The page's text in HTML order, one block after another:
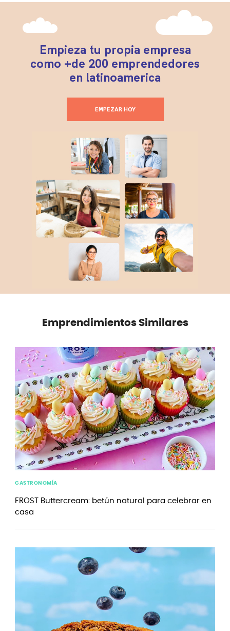
Empieza tu propia empresa
como +de 200 emprendedores
en latinoamerica
EMPEZAR HOY
Emprendimientos Similares
GASTRONOMÍA
FROST Buttercream: betún natural para celebrar en
casa